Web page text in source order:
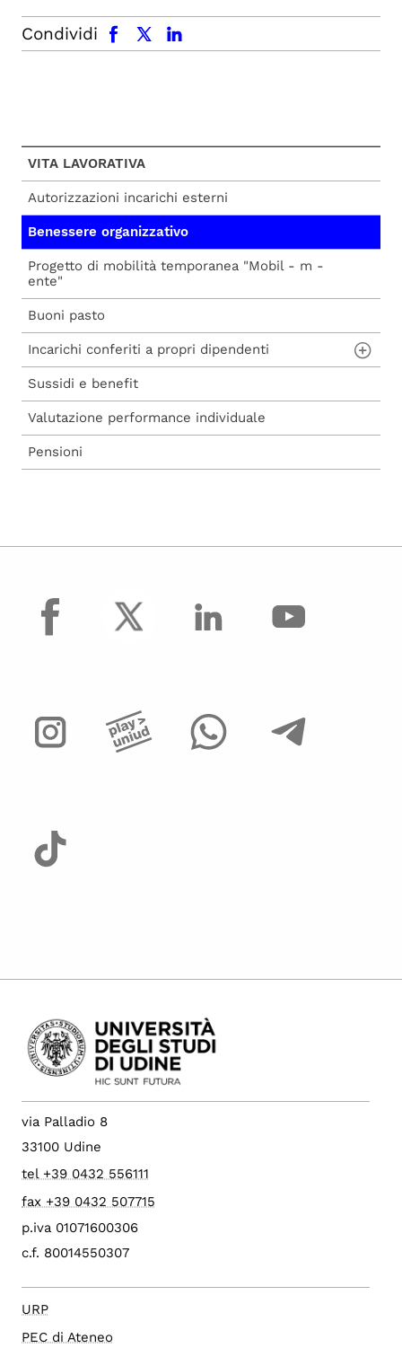
Condividi
facebook x.com linkedin
VITA LAVORATIVA
Autorizzazioni incarichi esterni
Benessere organizzativo
Progetto di mobilità temporanea "Mobil - m -
ente"
Buoni pasto
Incarichi conferiti a propri dipendenti
Incarichi conferiti a propri dipendenti
Allegato A - istruzioni per incarichi gestiti
tramite U-GOV - programmazione didattica
dipartimenti
dati funzione pubblica (per strutture che non
Sussidi e benefit
Valutazione performance individuale
Pensioni
facebook
via Palladio 8
33100 Udine
tel +39 0432 556111
fax +39 0432 507715
p.iva 01071600306
c.f. 80014550307
URP
PEC di Ateneo